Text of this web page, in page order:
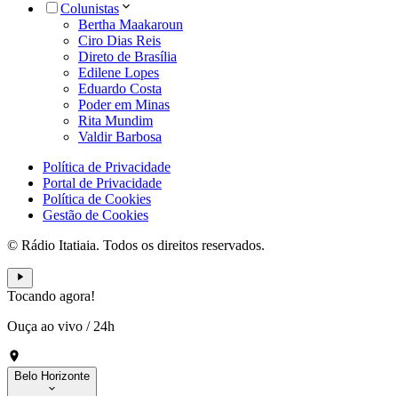
Colunistas
Bertha Maakaroun
Ciro Dias Reis
Direto de Brasília
Edilene Lopes
Eduardo Costa
Poder em Minas
Rita Mundim
Valdir Barbosa
Política de Privacidade
Portal de Privacidade
Política de Cookies
Gestão de Cookies
© Rádio Itatiaia. Todos os direitos reservados.
Tocando agora!
Ouça ao vivo / 24h
Belo Horizonte